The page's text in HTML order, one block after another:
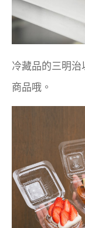
冷藏品的三明
商品哦。